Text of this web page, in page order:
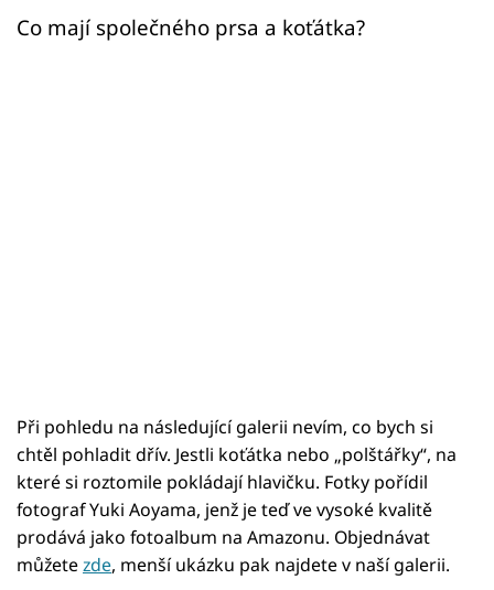
Co mají společného prsa a koťátka?
Při pohledu na následující galerii nevím, co bych si
chtěl pohladit dřív. Jestli koťátka nebo „polštářky“, na
které si roztomile pokládají hlavičku. Fotky pořídil
fotograf Yuki Aoyama, jenž je teď ve vysoké kvalitě
prodává jako fotoalbum na Amazonu. Objednávat
můžetezde, menší ukázku pak najdete v naší galerii.